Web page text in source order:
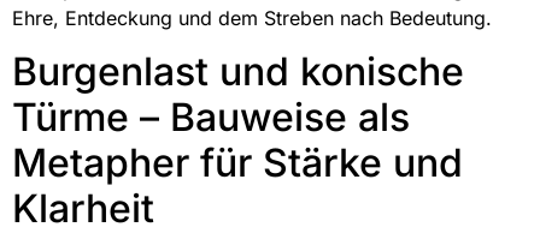
Ehre, Entdeckung und dem Streben nach Bedeutung.
Burgenlast und konische
Türme – Bauweise als
Metapher für Stärke und
Klarheit